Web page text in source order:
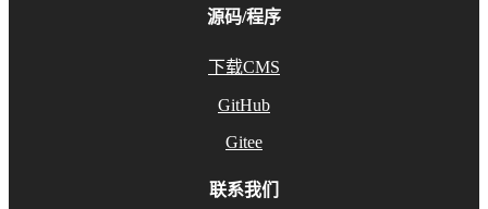
源码/程序
下载CMS
GitHub
Gitee
联系我们